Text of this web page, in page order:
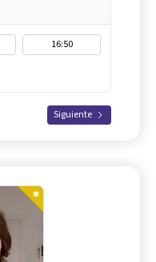
16:50
Siguiente